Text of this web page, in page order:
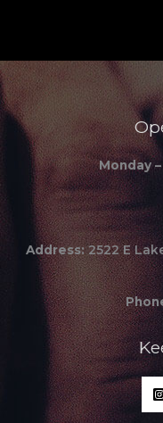
Monday
Address:2522 E